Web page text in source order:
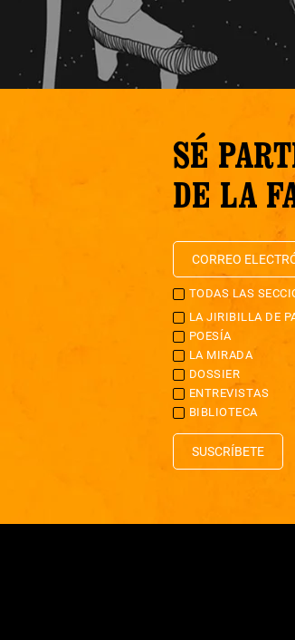
SÉ
DE LA
TODAS LAS
LA JIRIBILLA DE
POESÍA
LA MIRADA
DOSSIER
ENTREVISTAS
BIBLIOTECA
SUSCRÍBETE